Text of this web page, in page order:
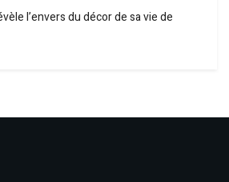
l’envers du décor de sa vie de